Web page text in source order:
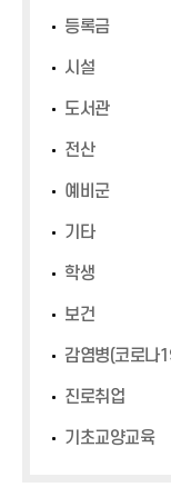
등록금
시설
도서관
전산
예비군
기타
학생
보건
감염병(코로나
진로취업
기초교양교육